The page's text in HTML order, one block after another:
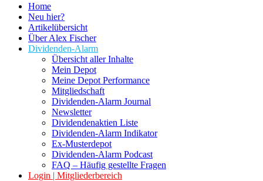
Home
Neu hier?
Artikelübersicht
Über Alex Fischer
Dividenden-Alarm
Übersicht aller Inhalte
Mein Depot
Meine Depot Performance
Mitgliedschaft
Dividenden-Alarm Journal
Newsletter
Dividendenaktien Liste
Dividenden-Alarm Indikator
Ex-Musterdepot
Dividenden-Alarm Podcast
FAQ – Häufig gestellte Fragen
Login | Mitgliederbereich